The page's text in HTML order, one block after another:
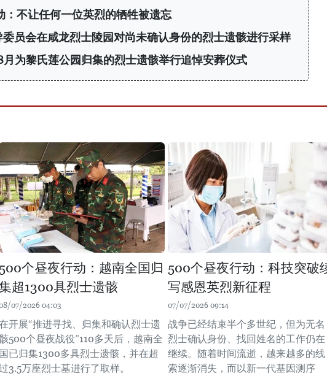
：不让任何一位英烈的牺牲被遗忘
委员会在咸龙烈士陵园对尚未确认身份的烈士遗骸进行采样
为黎氏莲公园归集的烈士遗骸举行追悼安葬仪式
500个昼夜行动：越南全国归
超1300具烈士遗骸
07/2026 04:03
开展“推进寻找、归集和确认烈士遗
500个昼夜战役”110多天后，越南全
国已归集1300多具烈士遗骸，并在超
3.5万座烈士墓进行了取样。
500个昼夜行动：科技突破
写感恩英烈新征程
07/07/2026 09:14
战争已经结束半个多世纪，但为无名
烈士确认身份、找回姓名的工作仍在
继续。随着时间流逝，越来越多的线
索逐渐消失，而以新一代基因测序